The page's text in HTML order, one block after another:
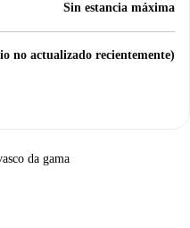
Sin estancia máxima
no actualizado recientemente)
da gama